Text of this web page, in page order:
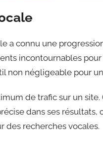
a connu une
incontournables
non négligeable pour
de trafic sur un site.
dans ses
des recherches vocales.